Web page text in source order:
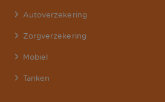
Autoverzekering
Zorgverzekering
Mobiel
Tanken